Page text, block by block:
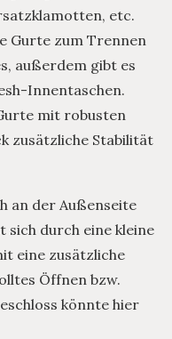
etc.
Gurte zum Trennen
außerdem gibt es
Innentaschen.
mit robusten
zusätzliche Stabilität
an der Außenseite
sich durch eine kleine
eine zusätzliche
Öffnen bzw.
könnte hier